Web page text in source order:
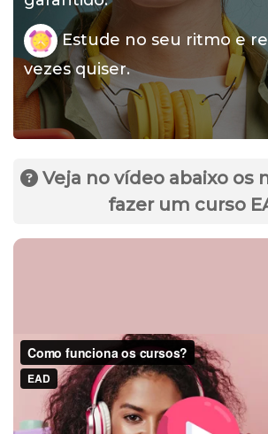
Estude no seu ritmo e
vezes quiser.
Veja no vídeo abaixo os
fazer um curso